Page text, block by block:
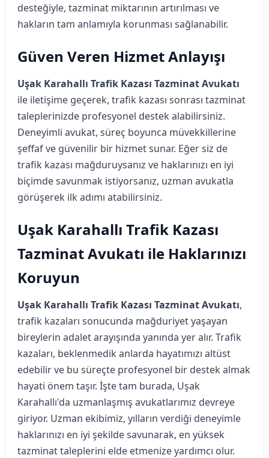
desteğiyle, tazminat miktarının artırılması ve
hakların tam anlamıyla korunması sağlanabilir.
Güven Veren Hizmet Anlayışı
Uşak Karahallı Trafik Kazası Tazminat Avukatı
ile iletişime geçerek, trafik kazası sonrası tazminat
taleplerinizde profesyonel destek alabilirsiniz.
Deneyimli avukat, süreç boyunca müvekkillerine
şeffaf ve güvenilir bir hizmet sunar. Eğer siz de
trafik kazası mağduruysanız ve haklarınızı en iyi
biçimde savunmak istiyorsanız, uzman avukatla
görüşerek ilk adımı atabilirsiniz.
Uşak Karahallı Trafik Kazası
Tazminat Avukatı ile Haklarınızı
Koruyun
Uşak Karahallı Trafik Kazası Tazminat Avukatı,
trafik kazaları sonucunda mağduriyet yaşayan
bireylerin adalet arayışında yanında yer alır. Trafik
kazaları, beklenmedik anlarda hayatımızı altüst
edebilir ve bu süreçte profesyonel bir destek almak
hayati önem taşır. İşte tam burada, Uşak
Karahallı'da uzmanlaşmış avukatlarımız devreye
giriyor. Uzman ekibimiz, yılların verdiği deneyimle
haklarınızı en iyi şekilde savunarak, en yüksek
tazminat taleplerini elde etmenize yardımcı olur.